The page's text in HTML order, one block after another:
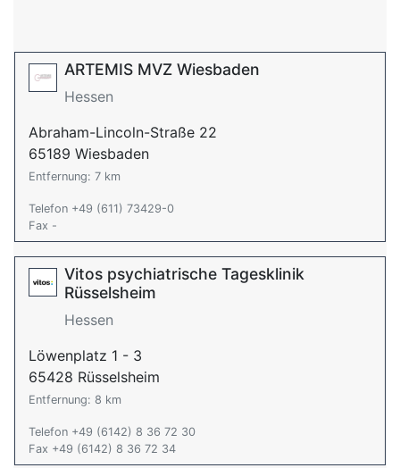
ARTEMIS MVZ Wiesbaden
Hessen
Abraham-Lincoln-Straße 22
65189 Wiesbaden
Entfernung: 7 km
Telefon +49 (611) 73429-0
Fax -
Vitos psychiatrische Tagesklinik
Rüsselsheim
Hessen
Löwenplatz 1 - 3
65428 Rüsselsheim
Entfernung: 8 km
Telefon +49 (6142) 8 36 72 30
Fax +49 (6142) 8 36 72 34